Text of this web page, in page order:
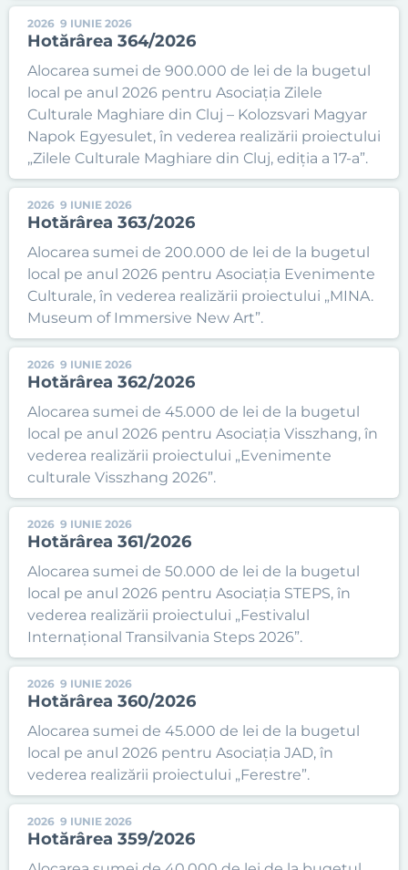
2026 9 IUNIE 2026
Hotărârea 364/2026
Alocarea sumei de 900.000 de lei de la bugetul
local pe anul 2026 pentru Asociația Zilele
Culturale Maghiare din Cluj – Kolozsvari Magyar
Napok Egyesulet, în vederea realizării proiectului
„Zilele Culturale Maghiare din Cluj, ediția a 17-a”.
2026 9 IUNIE 2026
Hotărârea 363/2026
Alocarea sumei de 200.000 de lei de la bugetul
local pe anul 2026 pentru Asociația Evenimente
Culturale, în vederea realizării proiectului „MINA.
Museum of Immersive New Art”.
2026 9 IUNIE 2026
Hotărârea 362/2026
Alocarea sumei de 45.000 de lei de la bugetul
local pe anul 2026 pentru Asociația Visszhang, în
vederea realizării proiectului „Evenimente
culturale Visszhang 2026”.
2026 9 IUNIE 2026
Hotărârea 361/2026
Alocarea sumei de 50.000 de lei de la bugetul
local pe anul 2026 pentru Asociația STEPS, în
vederea realizării proiectului „Festivalul
Internațional Transilvania Steps 2026”.
2026 9 IUNIE 2026
Hotărârea 360/2026
Alocarea sumei de 45.000 de lei de la bugetul
local pe anul 2026 pentru Asociația JAD, în
vederea realizării proiectului „Ferestre”.
2026 9 IUNIE 2026
Hotărârea 359/2026